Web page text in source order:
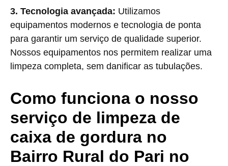
3. Tecnologia avançada: Utilizamos
equipamentos modernos e tecnologia de ponta
para garantir um serviço de qualidade superior.
Nossos equipamentos nos permitem realizar uma
limpeza completa, sem danificar as tubulações.
Como funciona o nosso
serviço de limpeza de
caixa de gordura no
Bairro Rural do Pari no